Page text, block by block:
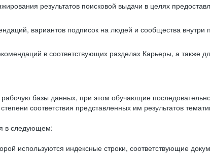
результатов поисковой выдачи в целях
вариантов подписок на людей и сообщества
в соответствующих разделах Карьеры, а
базы данных, при этом обучающие
соответствия представленных им результатов
в следующем:
используются индексные строки, соответствующие